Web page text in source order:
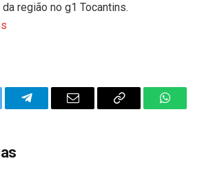
região no g1 Tocantins.
TelegramEmail
Copy